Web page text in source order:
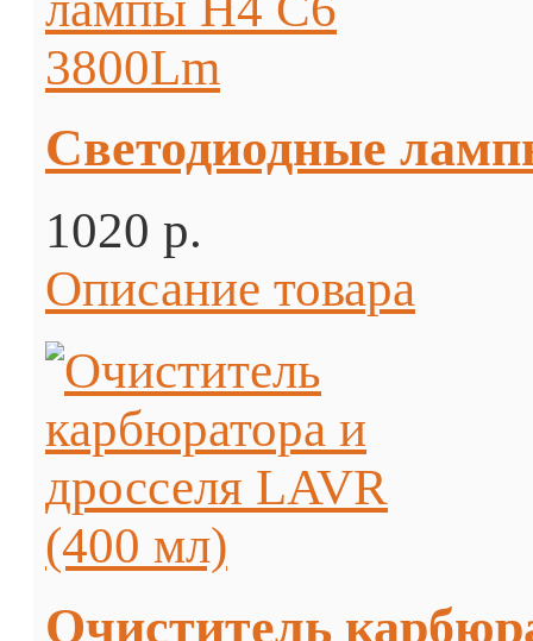
Светодиодные
1020 p.
Описание товара
Очиститель